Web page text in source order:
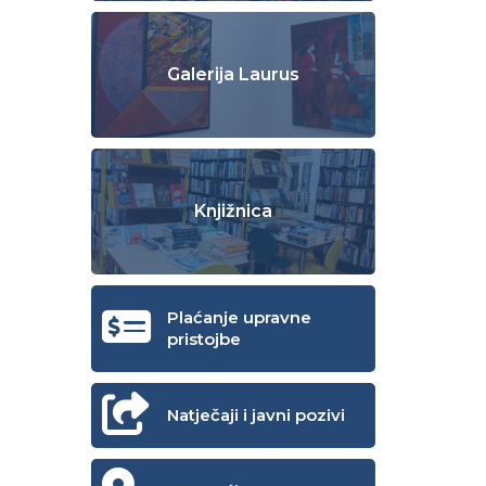
Galerija Laurus
Knjižnica
Plaćanje upravne
pristojbe
Natječaji i javni pozivi